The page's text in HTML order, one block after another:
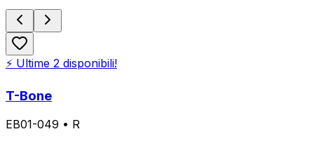
⚡ Ultime 2 disponibili!
T-Bone
EB01-049 • R